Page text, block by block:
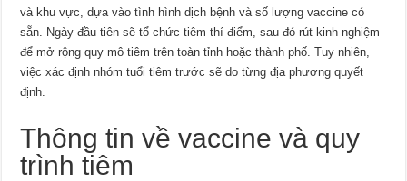
và khu vực, dựa vào tình hình dịch bệnh và số lượng vaccine có
sẵn. Ngày đầu tiên sẽ tổ chức tiêm thí điểm, sau đó rút kinh nghiệm
để mở rộng quy mô tiêm trên toàn tỉnh hoặc thành phố. Tuy nhiên,
việc xác định nhóm tuổi tiêm trước sẽ do từng địa phương quyết
định.
Thông tin về vaccine và quy
trình tiêm